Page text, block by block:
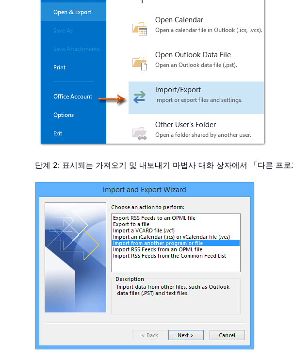
단계 2: 표시되는 가져오기 및 내보내기 마법사 대화 상자에서 「다른 프